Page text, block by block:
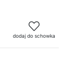
dodaj do schowka